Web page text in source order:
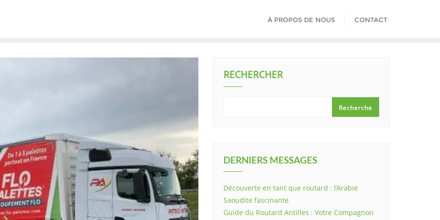
À PROPOS DE NOUS CONTACT
RECHERCHER
Recherche
DERNIERS MESSAGES
Découverte en tant que routard : l’Arabie
Saoudite fascinante
Guide du Routard Antilles : Votre Compagnon